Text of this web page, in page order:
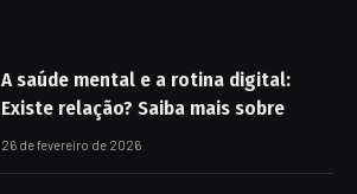
A saúde mental e a rotina digital:
Existe relação? Saiba mais sobre
26 de fevereiro de 2026